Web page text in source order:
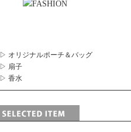
▷ オリジナルポーチ＆バッグ
▷ 扇子
▷ 香水